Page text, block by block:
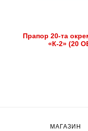
Прапор 20-та
«К-2» (20
МАГАЗИН